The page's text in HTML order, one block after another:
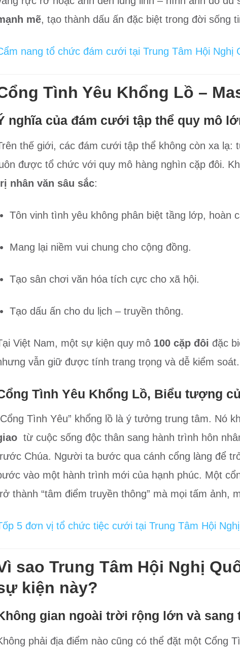
mẽ, tạo thành dấu ấn đặc biệt trong đời sống
nang tổ chức đám cưới tại Trung Tâm Hội
Tình Yêu Khổng Lồ –
nghĩa của đám cưới tập thể quy mô
thế giới, các đám cưới tập thể không còn xa
được tổ chức với quy mô hàng nghìn cặp đôi.
nhân văn sâu sắc:
Tôn vinh tình yêu không phân biệt tầng lớp, hoàn
Mang lại niềm vui chung cho cộng đồng.
Tạo sân chơi văn hóa tích cực cho xã hội.
Tạo dấu ấn cho du lịch – truyền thông.
Việt Nam, một sự kiện quy mô 100 cặp đôi đặc
vẫn giữ được tính trang trọng và dễ kiểm soát.
Tình Yêu Khổng Lồ, Biểu tượng
Tình Yêu” khổng lồ là ý tưởng trung tâm. Nó
từ cuộc sống độc thân sang hành trình hôn
Chúa. Người ta bước qua cánh cổng làng để
vào một hành trình mới của hạnh phúc. Một
thành “tâm điểm truyền thông” mà mọi tấm ảnh,
5 đơn vị tổ chức tiệc cưới tại Trung Tâm Hội
sao Trung Tâm Hội Nghị
kiện này?
gian ngoài trời rộng lớn và sang
phải địa điểm nào cũng có thể đặt một Cổng